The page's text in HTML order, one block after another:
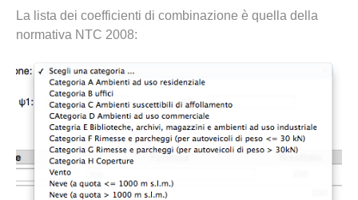
La lista dei coefficienti di combinazione è quella della
normativa NTC 2008: